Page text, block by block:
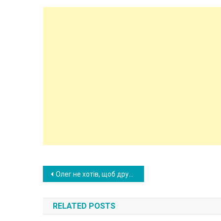
Post
navigation
Олег не хотів, щоб дружина разом із ним їхала на ювілей матері. А коли вони таки поїхали туди разом, Олег зумів зіпсувати свято дружині.
RELATED POSTS